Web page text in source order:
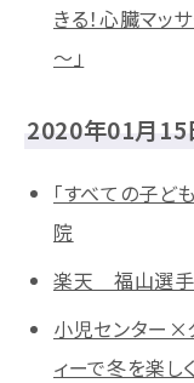
きる！心臓マッ
～」
2020年01月15
「すべての子ど
院
楽天 福山選手
小児センター×
ィーで冬を楽しく